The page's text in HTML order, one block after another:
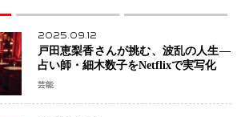
2025.09.12
戸田恵梨香さんが挑む、波乱の人生―
占い師・細木数子をNetflixで実写化
芸能